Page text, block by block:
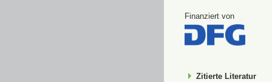
Finanziert von
Zitierte Literatur